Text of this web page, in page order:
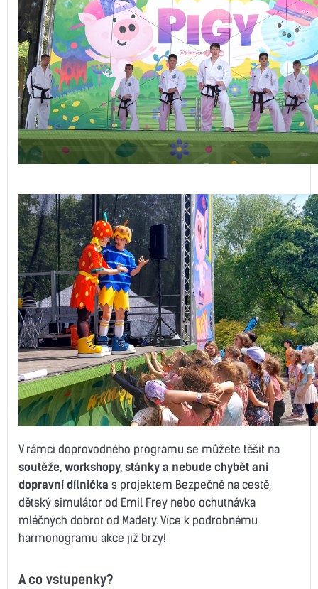
V rámci doprovodného programu se můžete těšit na
soutěže, workshopy, stánky a nebude chybět ani
dopravní dílnička s projektem Bezpečně na cestě,
dětský simulátor od Emil Frey nebo ochutnávka
mléčných dobrot od Madety. Více k podrobnému
harmonogramu akce již brzy!
A co vstupenky?